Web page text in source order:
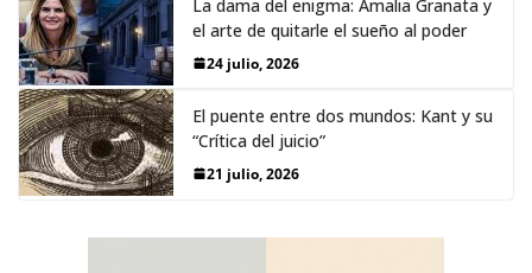
La dama del enigma: Amalia Granata y
el arte de quitarle el sueño al poder
24 julio, 2026
El puente entre dos mundos: Kant y su
“Crítica del juicio”
21 julio, 2026